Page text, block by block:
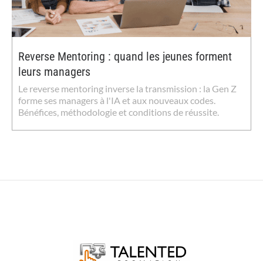
Reverse Mentoring : quand les jeunes forment
leurs managers
Le reverse mentoring inverse la transmission : la Gen Z
forme ses managers à l'IA et aux nouveaux codes.
Bénéfices, méthodologie et conditions de réussite.